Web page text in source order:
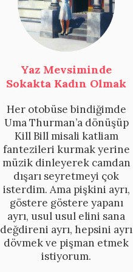
Yaz Mevsiminde
Sokakta Kadın Olmak
Her otobüse bindiğimde
Uma Thurman’a dönüşüp
Kill Bill misali katliam
fantezileri kurmak yerine
müzik dinleyerek camdan
dışarı seyretmeyi çok
isterdim. Ama pişkini ayrı,
göstere göstere yapanı
ayrı, usul usul elini sana
değdireni ayrı, hepsini ayrı
dövmek ve pişman etmek
istiyorum.